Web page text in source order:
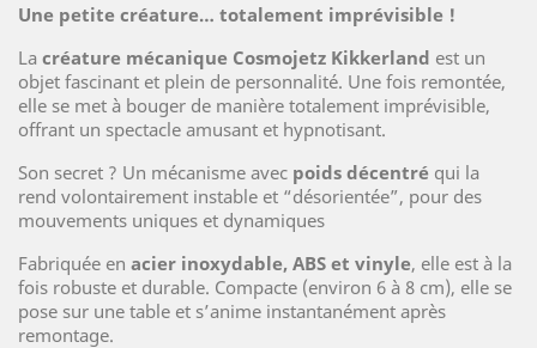
Une petite créature… totalement imprévisible !
La créature mécanique Cosmojetz Kikkerland est un
objet fascinant et plein de personnalité. Une fois remontée,
elle se met à bouger de manière totalement imprévisible,
offrant un spectacle amusant et hypnotisant.
Son secret ? Un mécanisme avec poids décentré qui la
rend volontairement instable et “désorientée”, pour des
mouvements uniques et dynamiques
Fabriquée en acier inoxydable, ABS et vinyle, elle est à la
fois robuste et durable. Compacte (environ 6 à 8 cm), elle se
pose sur une table et s’anime instantanément après
remontage.